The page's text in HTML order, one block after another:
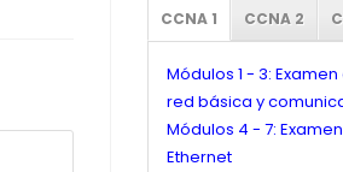
CCNA 1 CCNA 2
Módulos 1 - 3:
red básica y
Módulos 4 - 7:
Ethernet